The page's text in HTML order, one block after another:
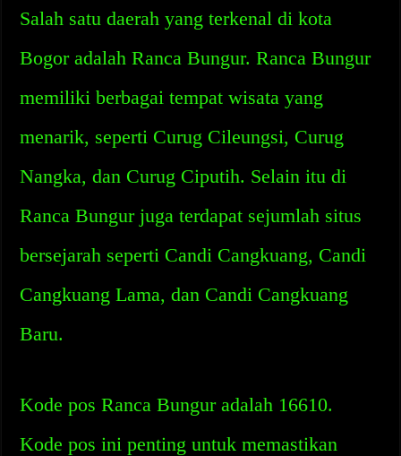
Salah satu daerah yang terkenal di kota
Bogor adalah Ranca Bungur. Ranca Bungur
memiliki berbagai tempat wisata yang
menarik, seperti Curug Cileungsi, Curug
Nangka, dan Curug Ciputih. Selain itu di
Ranca Bungur juga terdapat sejumlah situs
bersejarah seperti Candi Cangkuang, Candi
Cangkuang Lama, dan Candi Cangkuang
Baru.
Kode pos Ranca Bungur adalah 16610.
Kode pos ini penting untuk memastikan